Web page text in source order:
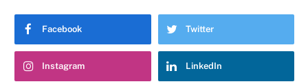
Facebook Twitter
Instagram LinkedIn